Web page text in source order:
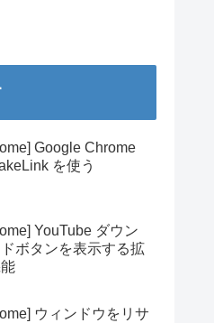
Google Chrome
を使う
YouTube ダウン
ドボタンを表示する拡
ウィンドウをリサ